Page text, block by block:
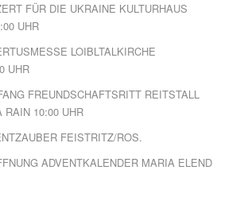
FÜR DIE UKRAINE KULTURHAUS
UHR
LOIBLTALKIRCHE
UHR
FREUNDSCHAFTSRITT REITSTALL
RAIN 10:00 UHR
FEISTRITZ/ROS.
ADVENTKALENDER MARIA ELEND